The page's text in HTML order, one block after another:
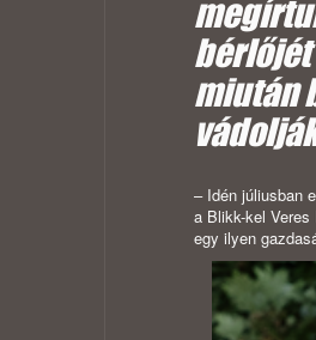
bérlőjét
miután
– Idén júliusban
a Blikk-kel
egy ilyen